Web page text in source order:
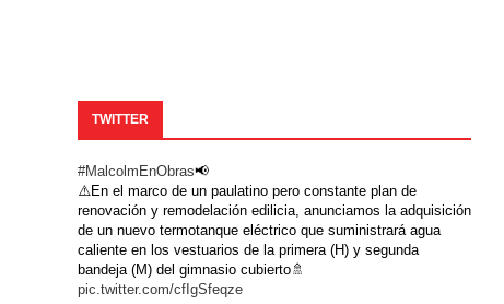
TWITTER
#MalcolmEnObras📢
⚠️En el marco de un paulatino pero constante plan de
renovación y remodelación edilicia, anunciamos la adquisición
de un nuevo termotanque eléctrico que suministrará agua
caliente en los vestuarios de la primera (H) y segunda
bandeja (M) del gimnasio cubierto🚿
pic.twitter.com/cfIgSfeqze